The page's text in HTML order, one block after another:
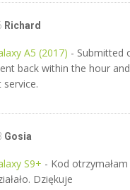
Richard
A5 (2017) - Submitted
back within the hour
Gosia
S9+ - Kod
Dziękuje